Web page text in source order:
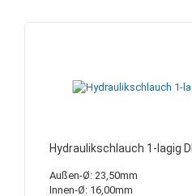
Hydraulikschlauch 1-lagig
Außen-Ø: 23,50mm
Innen-Ø: 16,00mm